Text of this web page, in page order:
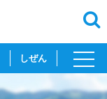
しぜん
toggle